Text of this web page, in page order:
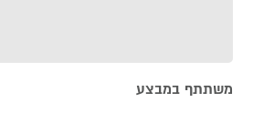
משתתף במבצע